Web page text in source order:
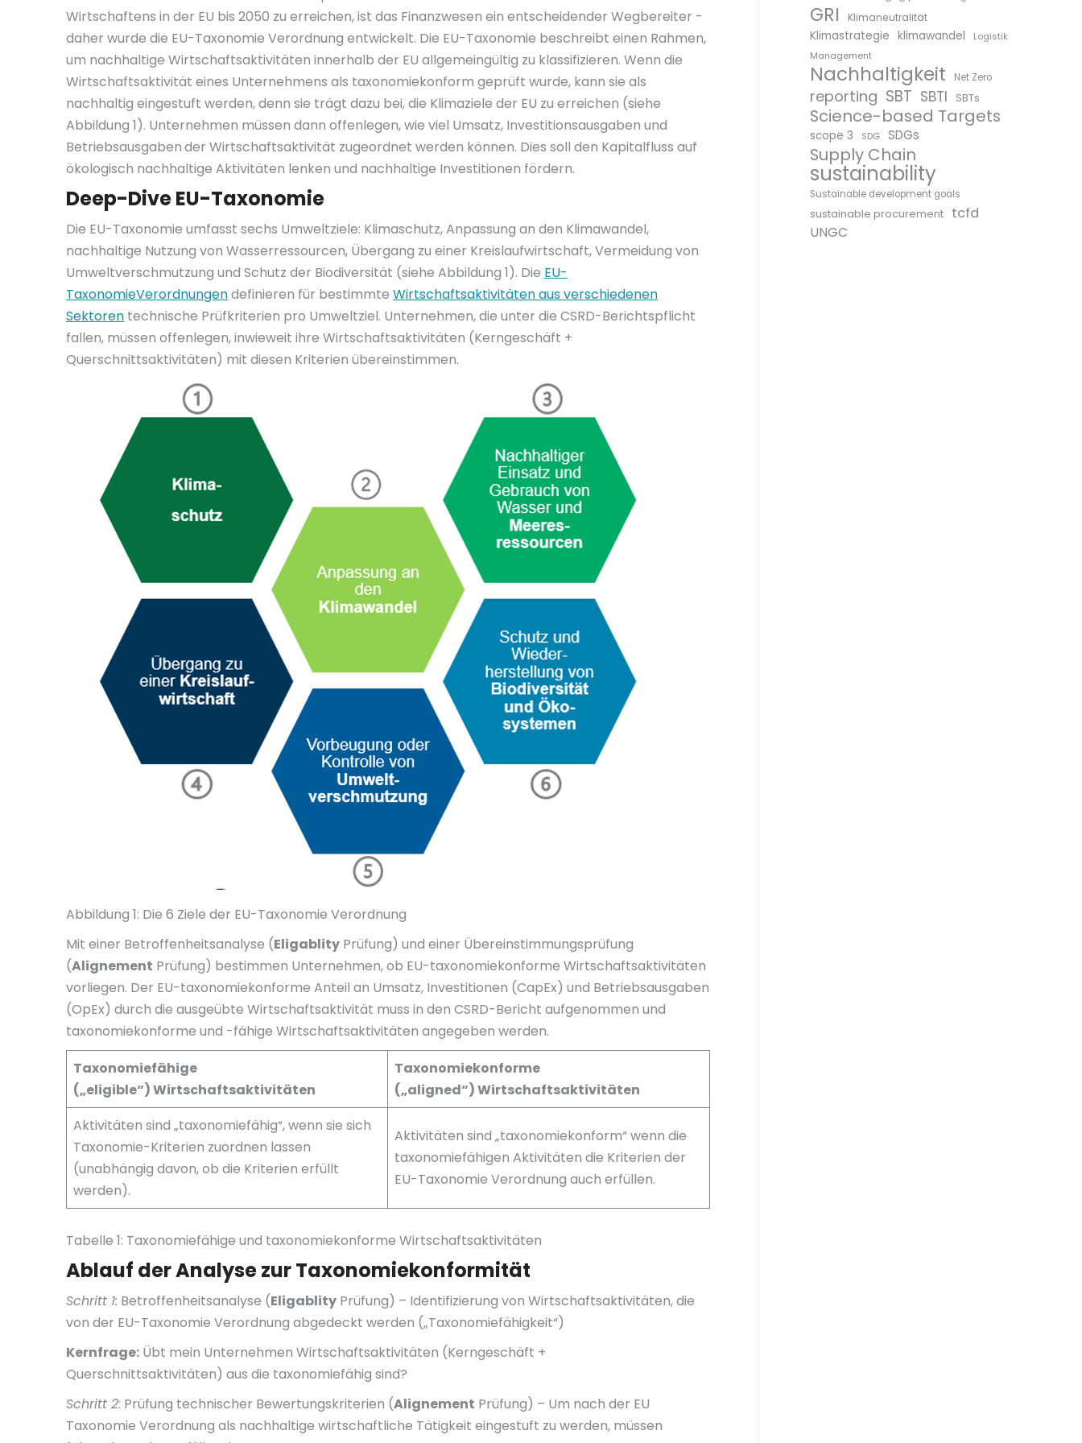
Wirtschaftens in der EU bis 2050 zu erreichen, ist das Finanzwesen ein entscheidender Wegbereiter -
daher wurde die EU-Taxonomie Verordnung entwickelt. Die EU-Taxonomie beschreibt einen Rahmen,
um nachhaltige Wirtschaftsaktivitäten innerhalb der EU allgemeingültig zu klassifizieren. Wenn die
Wirtschaftsaktivität eines Unternehmens als taxonomiekonform geprüft wurde, kann sie als
nachhaltig eingestuft werden, denn sie trägt dazu bei, die Klimaziele der EU zu erreichen (siehe
Abbildung 1). Unternehmen müssen dann offenlegen, wie viel Umsatz, Investitionsausgaben und
Betriebsausgabender Wirtschaftsaktivität zugeordnet werden können. Dies soll den Kapitalfluss auf
ökologisch nachhaltige Aktivitäten lenken und nachhaltige Investitionen fördern.
Deep-Dive EU-Taxonomie
Die EU-Taxonomie umfasst sechs Umweltziele: Klimaschutz, Anpassung an den Klimawandel,
nachhaltige Nutzung von Wasserressourcen, Übergang zu einer Kreislaufwirtschaft, Vermeidung von
Umweltverschmutzung und Schutz der Biodiversität (siehe Abbildung 1). Die EU-
TaxonomieVerordnungendefinieren für bestimmte Wirtschaftsaktivitäten aus verschiedenen
Sektoren technische Prüfkriterien pro Umweltziel. Unternehmen, die unter die CSRD-Berichtspflicht
fallen, müssen offenlegen, inwieweit ihre Wirtschaftsaktivitäten (Kerngeschäft +
Querschnittsaktivitäten) mit diesen Kriterien übereinstimmen.
Abbildung 1: Die 6 Ziele der EU-Taxonomie Verordnung
Mit einer Betroffenheitsanalyse (Eligablity Prüfung) und einer Übereinstimmungsprüfung
(Alignement Prüfung) bestimmen Unternehmen, ob EU-taxonomiekonforme Wirtschaftsaktivitäten
vorliegen. Der EU-taxonomiekonforme Anteil an Umsatz, Investitionen (CapEx) und Betriebsausgaben
(OpEx) durch die ausgeübte Wirtschaftsaktivität muss in den CSRD-Bericht aufgenommen und
taxonomiekonforme und -fähige Wirtschaftsaktivitäten angegeben werden.
Taxonomiefähige
(„eligible“)Wirtschaftsaktivitäten
Taxonomiekonforme
(„aligned“)Wirtschaftsaktivitäten
Aktivitäten sind „taxonomiefähig“, wenn sie sich
Taxonomie-Kriterien zuordnen lassen
(unabhängig davon, ob die Kriterien erfüllt
werden).
Aktivitäten sind „taxonomiekonform“ wenn die
taxonomiefähigen Aktivitäten die Kriterien der
EU-Taxonomie Verordnung auch erfüllen.
Tabelle 1: Taxonomiefähige und taxonomiekonforme Wirtschaftsaktivitäten
Ablauf der Analyse zur Taxonomiekonformität
Schritt 1: Betroffenheitsanalyse (Eligablity Prüfung) – Identifizierung von Wirtschaftsaktivitäten, die
von der EU-Taxonomie Verordnung abgedeckt werden („Taxonomiefähigkeit“)
Kernfrage: Übt mein Unternehmen Wirtschaftsaktivitäten (Kerngeschäft +
Querschnittsaktivitäten) aus die taxonomiefähig sind?
Schritt 2: Prüfung technischer Bewertungskriterien (Alignement Prüfung) – Um nach der EU
Taxonomie Verordnung als nachhaltige wirtschaftliche Tätigkeit eingestuft zu werden, müssen
GRI Klimaneutralität
Klimastrategie klimawandel
Logistik
Management
Nachhaltigkeit Net Zero
reporting SBT SBTI SBTs
Science-based Targets
scope 3 SDG SDGs
Supply Chain
sustainability
Sustainable development goals
sustainable procurement tcfd
UNGC